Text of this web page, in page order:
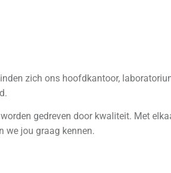
zich ons hoofdkantoor,
gedreven door kwaliteit. Met
we jou graag kennen.